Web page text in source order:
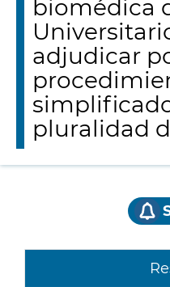
biomédica
adjudicar
pluralidad